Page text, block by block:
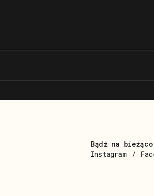
Bądź na bieżąco
Instagram